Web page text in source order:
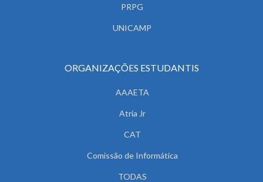
PRPG
UNICAMP
ORGANIZAÇÕES ESTUDANTIS
AAAETA
Atria Jr
CAT
Comissão de Informática
TODAS